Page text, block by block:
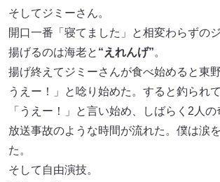
そしてジミーさん。
開口一番「寝てました」と相変わらずの
揚げるのは海老と “えれんげ”。
揚げ終えてジミーさんが食べ始めると東
うえー！」と唸り始めた。すると釣られ
「うえー！」と言い始め、しばらく2人
放送事故のような時間が流れた。僕は涙
た。
そして自由演技。